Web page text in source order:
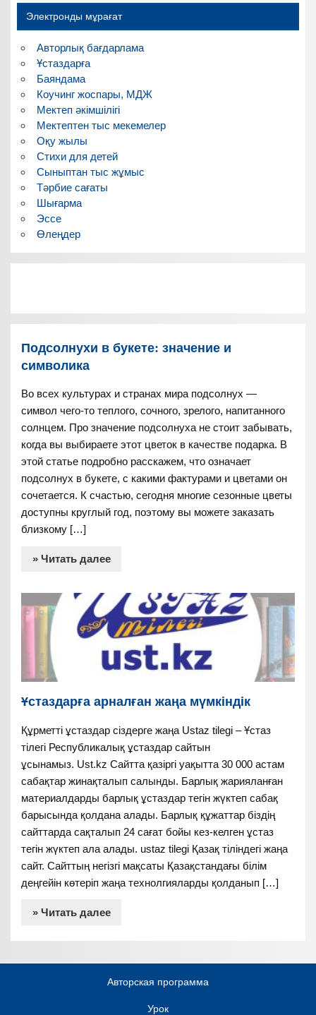
Электронды мұрағат
Авторлық бағдарлама
Ұстаздарға
Баяндама
Коучинг жоспары, МДЖ
Мектеп әкімшілігі
Мектептен тыс мекемелер
Оқу жылы
Стихи для детей
Сыныптан тыс жұмыс
Тәрбие сағаты
Шығарма
Эссе
Өлеңдер
Подсолнухи в букете: значение и
символика
Во всех культурах и странах мира подсолнух —
символ чего-то теплого, сочного, зрелого, напитанного
солнцем. Про значение подсолнуха не стоит забывать,
когда вы выбираете этот цветок в качестве подарка. В
этой статье подробно расскажем, что означает
подсолнух в букете, с какими фактурами и цветами он
сочетается. К счастью, сегодня многие сезонные цветы
доступны круглый год, поэтому вы можете заказать
близкому […]
» Читать далее
Ұстаздарға арналған жаңа мүмкіндік
Құрметті ұстаздар сіздерге жаңа Ustaz tilegi – Ұстаз
тілегі Республикалық ұстаздар сайтын
ұсынамыз. Ust.kz Сайтта қазіргі уақытта 30 000 астам
сабақтар жинақталып салынды. Барлық жарияланған
материалдарды барлық ұстаздар тегін жүктеп сабақ
барысында қолдана алады. Барлық құжаттар біздің
сайттарда сақталып 24 сағат бойы кез-келген ұстаз
тегін жүктеп ала алады. ustaz tilegi Қазақ тіліндегі жаңа
сайт. Сайттың негізгі мақсаты Қазақстандағы білім
деңгейін көтеріп жаңа технолгияларды қолданып […]
» Читать далее
Авторская программа
Урок